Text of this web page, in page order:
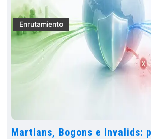
Enrutamiento
Martians, Bogons e Invalids: